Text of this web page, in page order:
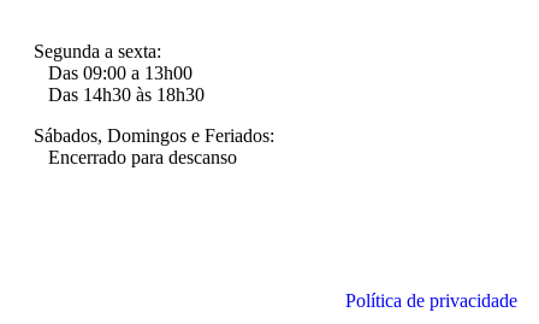
Segunda a sexta:
Das 09:00 a 13h00
Das 14h30 às 18h30
Sábados, Domingos e Feriados:
Encerrado para descanso
Política de privacidade